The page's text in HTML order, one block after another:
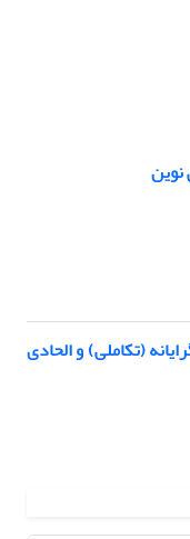
(تکاملی) و الحادی